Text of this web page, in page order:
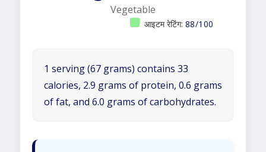
Vegetable
आइटम रेटिंग: 88/100
1 serving (67 grams) contains 33
calories, 2.9 grams of protein, 0.6 grams
of fat, and 6.0 grams of carbohydrates.